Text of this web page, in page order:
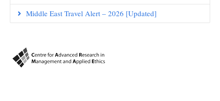
Middle East Travel Alert – 2026 [Updated]